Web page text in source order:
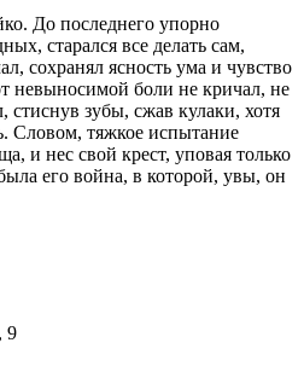
До последнего упорно
старался все делать сам,
сохранял ясность ума и чувство
невыносимой боли не кричал, не
стиснув зубы, сжав кулаки, хотя
Словом, тяжкое испытание
и нес свой крест, уповая только
его война, в которой, увы, он
9